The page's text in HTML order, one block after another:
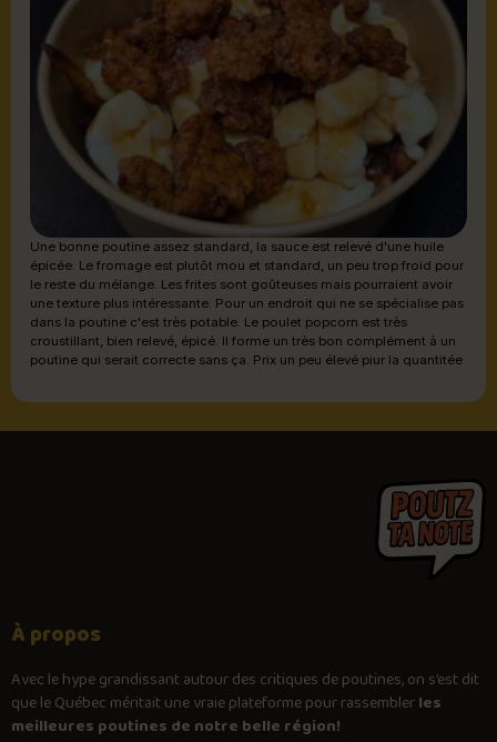
Une bonne poutine assez standard, la sauce est relevé d'une huile
épicée. Le fromage est plutôt mou et standard, un peu trop froid pour
le reste du mélange. Les frites sont goûteuses mais pourraient avoir
une texture plus intéressante. Pour un endroit qui ne se spécialise pas
dans la poutine c'est très potable. Le poulet popcorn est très
croustillant, bien relevé, épicé. Il forme un très bon complément à un
poutine qui serait correcte sans ça. Prix un peu élevé piur la quantitée
À propos
Avec lehypegrandissant autour des critiques de poutines, on s’est dit
que le Québec méritait une vraie plateforme pour rassemblerles
meilleures poutines de notre belle région!